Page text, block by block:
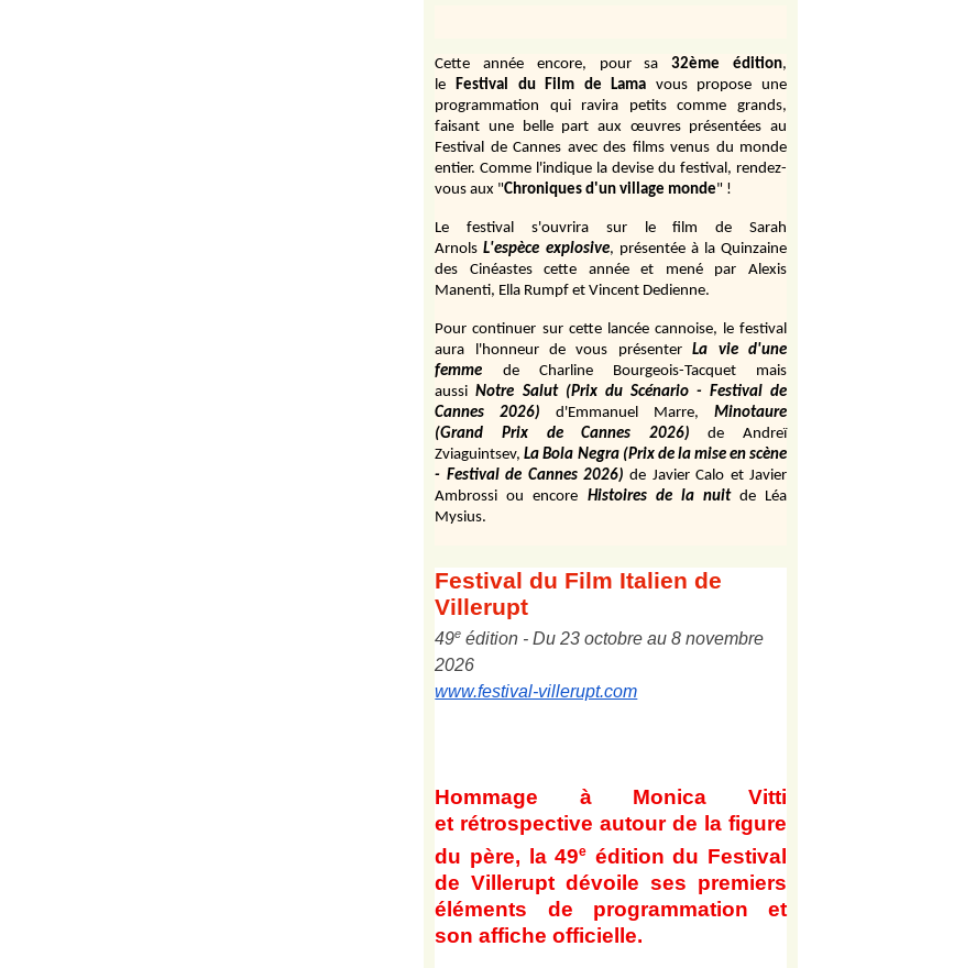
Cette année encore, pour sa 32ème édition,
le Festival du Film de Lama vous propose une
programmation qui ravira petits comme grands,
faisant une belle part aux œuvres présentées au
Festival de Cannes avec des films venus du monde
entier. Comme l'indique la devise du festival, rendez-
vous aux "Chroniques d'un village monde" !
Le festival s'ouvrira sur le film de Sarah
Arnols L'espèce explosive, présentée à la Quinzaine
des Cinéastes cette année et mené par Alexis
Manenti, Ella Rumpf et Vincent Dedienne.
Pour continuer sur cette lancée cannoise, le festival
aura l'honneur de vous présenter
La vie d'une
femme
de Charline Bourgeois-Tacquet
mais
aussi Notre Salut (Prix du Scénario - Festival de
Cannes 2026)
d'Emmanuel Marre,
Minotaure
(Grand Prix de Cannes 2026)
de Andreï
Zviaguintsev,La Bola Negra (Prix de la mise en scène
- Festival de Cannes 2026) de Javier Calo et Javier
Ambrossi ou encore Histoires de la nuit de Léa
Mysius.
Festival du Film Italien de
Villerupt
49e édition - Du 23 octobre au 8 novembre
2026
www.festival-villerupt.com
Hommage à Monica Vitti
et rétrospective autour de la figure
du père, la 49e édition du Festival
de Villerupt dévoile ses premiers
éléments de programmation et
son affiche officielle.